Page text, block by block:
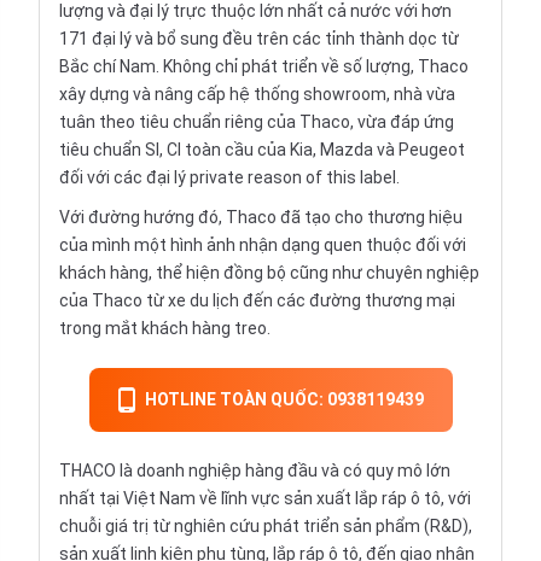
lượng và đại lý trực thuộc lớn nhất cả nước với hơn
171 đại lý và bổ sung đều trên các tỉnh thành dọc từ
Bắc chí Nam. Không chỉ phát triển về số lượng, Thaco
xây dựng và nâng cấp hệ thống showroom, nhà vừa
tuân theo tiêu chuẩn riêng của Thaco, vừa đáp ứng
tiêu chuẩn SI, CI toàn cầu của Kia, Mazda và Peugeot
đối với các đại lý private reason of this label.
Với đường hướng đó, Thaco đã tạo cho thương hiệu
của mình một hình ảnh nhận dạng quen thuộc đối với
khách hàng, thể hiện đồng bộ cũng như chuyên nghiệp
của Thaco từ xe du lịch đến các đường thương mại
trong mắt khách hàng treo.
HOTLINE TOÀN QUỐC: 0938119439
THACO là doanh nghiệp hàng đầu và có quy mô lớn
nhất tại Việt Nam về lĩnh vực sản xuất lắp ráp ô tô, với
chuỗi giá trị từ nghiên cứu phát triển sản phẩm (R&D),
sản xuất linh kiện phụ tùng, lắp ráp ô tô, đến giao nhận